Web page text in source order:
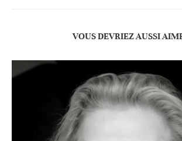
VOUS DEVRIEZ AUSSI